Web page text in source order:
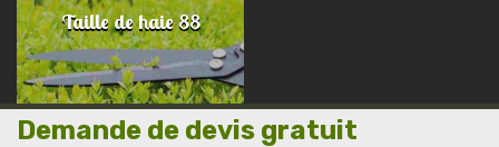
Taille de haie 88
Demande de devis gratuit